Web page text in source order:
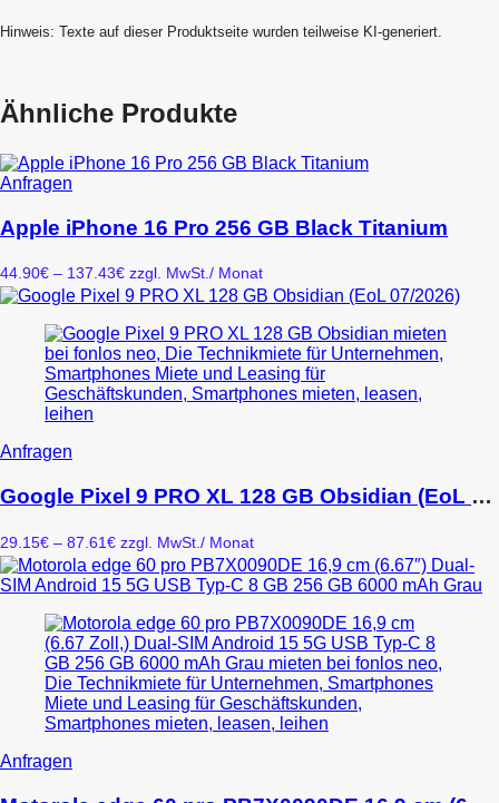
Hinweis: Texte auf dieser Produktseite wurden teilweise KI-generiert.
Ähnliche Produkte
Anfragen
weist
mehrere
auf.
Die
Optionen
können
auf
der
Produktseite
gewählt
Apple iPhone 16 Pro 256 GB Black Titanium
44.90€ – 137.43€Preisspanne:
44.90€
137.43€
zzgl. MwSt./ Monat
Anfragen
weist
mehrere
auf.
Die
Optionen
auf
der
Produktseite
gewählt
werden
Google Pixel 9 PRO XL 128 GB Obsidian (EoL 07/2026)
29.15€ – 87.61€Preisspanne:
29.15€
bis
zzgl. MwSt. / Monat
Anfragen